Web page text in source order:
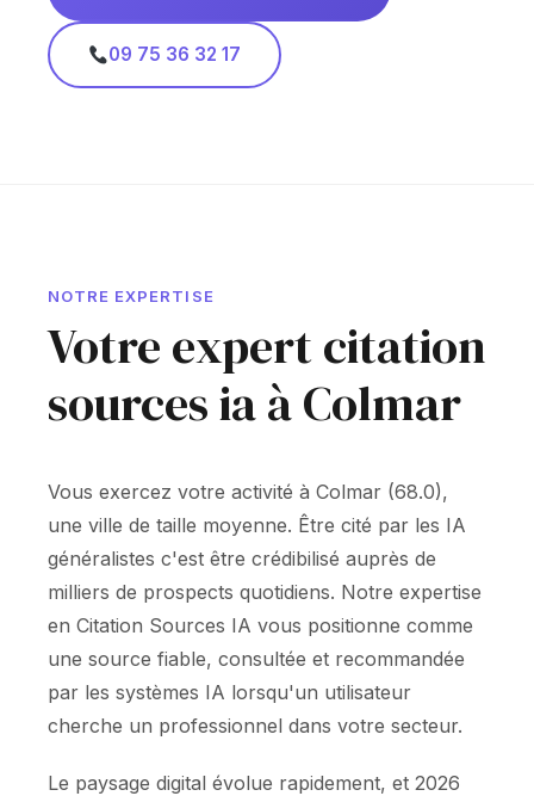
09 75 36 32 17
NOTRE EXPERTISE
Votre expert citation
sources ia à Colmar
Vous exercez votre activité à Colmar (68.0),
une ville de taille moyenne. Être cité par les IA
généralistes c'est être crédibilisé auprès de
milliers de prospects quotidiens. Notre expertise
en Citation Sources IA vous positionne comme
une source fiable, consultée et recommandée
par les systèmes IA lorsqu'un utilisateur
cherche un professionnel dans votre secteur.
Le paysage digital évolue rapidement, et 2026